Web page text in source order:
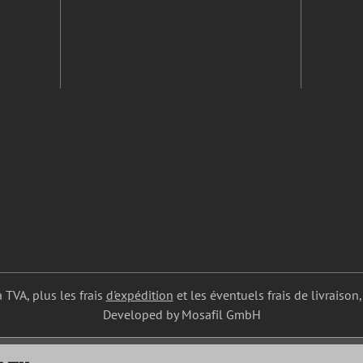
plus les frais d'expédition et les éventuels frais de
Developed by Mosafil GmbH